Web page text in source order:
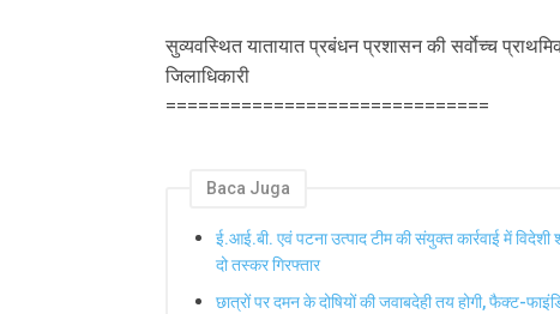
सुव्यवस्थित यातायात प्रबंधन प्रशासन की सर्वाेच्च
जिलाधिकारी
==============================
Baca Juga
ई.आई.बी. एवं पटना उत्पाद टीम की संयुक्त कार्रवाई में
दो तस्कर गिरफ्तार
छात्रों पर दमन के दोषियों की जवाबदेही तय होगी, फैक्ट-